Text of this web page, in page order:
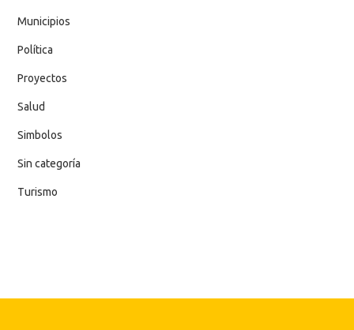
Municipios
Política
Proyectos
Salud
Simbolos
Sin categoría
Turismo